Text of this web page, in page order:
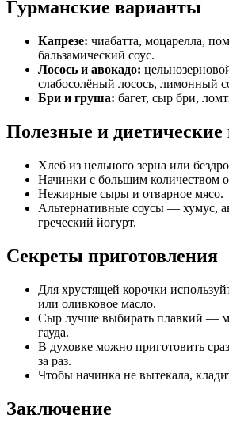
Гурманские варианты
Капрезе: чиабатта, моцарелла,
бальзамический соус.
Лосось и авокадо:
слабосолёный лосось, лимонный
Бри и груша: багет, сыр бри,
Полезные и
Хлеб из цельного зерна или
Начинки с большим количеством
Нежирные сыры и отварное мясо.
Альтернативные соусы — хумус,
греческий йогурт.
Секреты приготовления
Для хрустящей корочки
или оливковое масло.
Сыр лучше выбирать плавкий —
гауда.
В духовке можно приготовить
за раз.
Чтобы начинка не вытекала,
Заключение